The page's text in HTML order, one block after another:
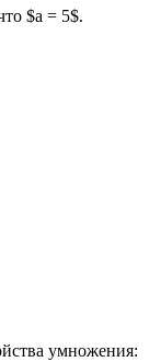
$a = 5$.
умножения: